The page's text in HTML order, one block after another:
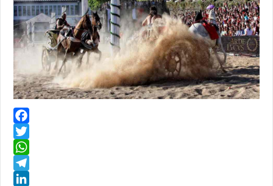
Facebook
Twitter
WhatsApp
Telegram